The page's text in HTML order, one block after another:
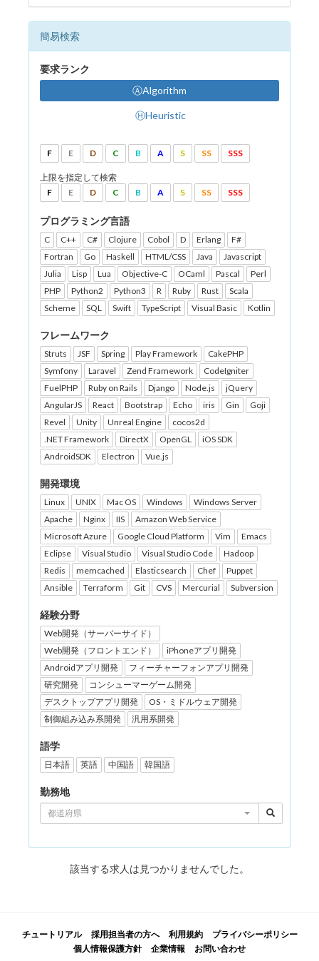
簡易検索
要求ランク
ⒶAlgorithm
ⒽHeuristic
F E D C B A S SS SSS
上限を指定して検索
F
E D C B A S SS SSS
プログラミング言語
C C++ C# Clojure Cobol D Erlang
F#
Fortran
Go Haskell HTML/CSS Java
Javascript
Julia
Lisp Lua Objective-C OCaml Pascal
Perl
PHP
Python2 Python3 R Ruby Rust
Scala
Scheme
SQL Swift TypeScript Visual Basic Kotlin
フレームワーク
Struts JSF Spring Play Framework
CakePHP
Symfony
Laravel Zend Framework
CodeIgniter
FuelPHP
Ruby on Rails Django Node.js
jQuery
AngularJS
React Bootstrap Echo iris Gin
Goji
Revel
Unity Unreal Engine
cocos2d
.NET Framework
DirectX OpenGL
iOS SDK
AndroidSDK
Electron Vue.js
開発環境
Linux UNIX Mac OS Windows
Windows Server
Apache
Nginx IIS
Amazon Web Service
Microsoft Azure
Google Cloud Platform Vim
Emacs
Eclipse
Visual Studio Visual Studio Code
Hadoop
Redis
memcached Elasticsearch Chef
Puppet
Ansible
Terraform Git CVS Mercurial Subversion
経験分野
Web開発（サーバーサイド）
Web開発（フロントエンド）
iPhoneアプリ開発
Androidアプリ開発
フィーチャーフォンアプリ開発
研究開発
コンシューマーゲーム開発
デスクトップアプリ開発
OS・ミドルウェア開発
制御組み込み系開発
汎用系開発
語学
日本語 英語 中国語 韓国語
勤務地
都道府県
該当する求人は見つかりませんでした。
チュートリアル 採用担当者の方へ 利用規約
プライバシーポリシー
個人情報保護方針
企業情報 お問い合わせ